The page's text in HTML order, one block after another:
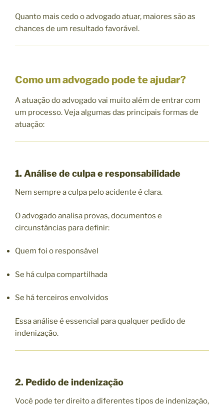
Quanto mais cedo o advogado atuar, maiores são as
chances de um resultado favorável.
Como um advogado pode te ajudar?
A atuação do advogado vai muito além de entrar com
um processo. Veja algumas das principais formas de
atuação:
1. Análise de culpa e responsabilidade
Nem sempre a culpa pelo acidente é clara.
O advogado analisa provas, documentos e
circunstâncias para definir:
Quem foi o responsável
Se há culpa compartilhada
Se há terceiros envolvidos
Essa análise é essencial para qualquer pedido de
indenização.
2. Pedido de indenização
Você pode ter direito a diferentes tipos de indenização,